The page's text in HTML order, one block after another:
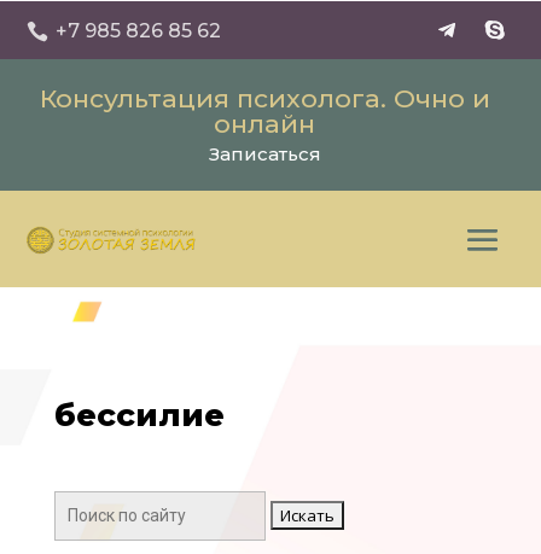
 +7 985 826 85 62
Консультация психолога. Очно и
онлайн
Записаться
бессилие
Поиск: